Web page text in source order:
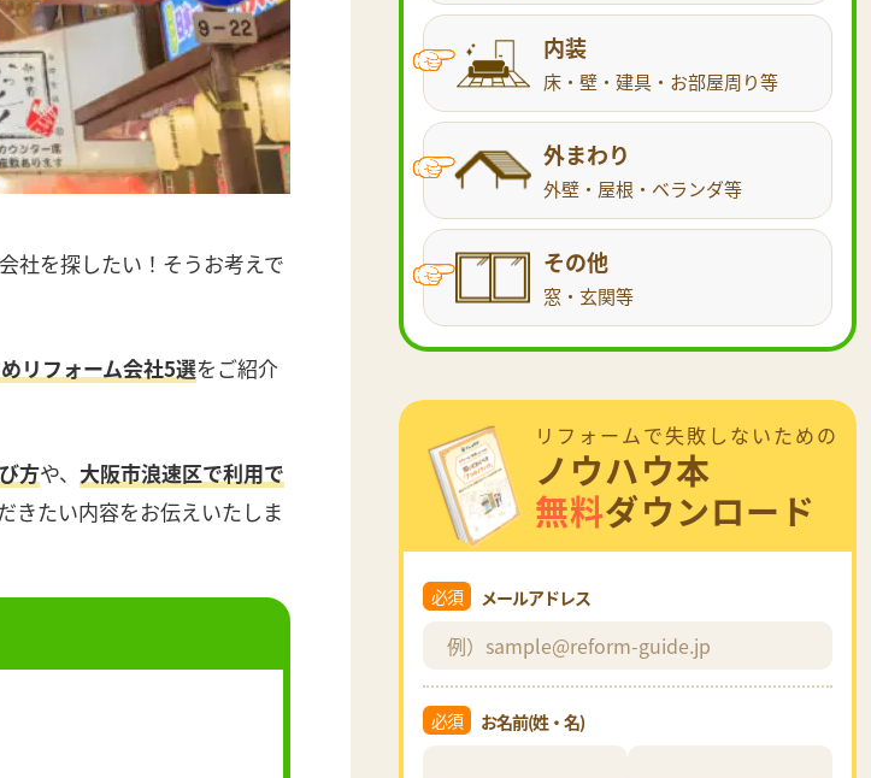
社を探したい！そうお考えで
リフォーム会社5選をご紹介
方や、 大阪市浪速区で利用で
きたい内容をお伝えいたしま
内装
床・壁・建具・お部屋周り等
外まわり
外壁・屋根・ベランダ等
その他
窓・玄関等
リフォームで失敗しないための
ノウハウ本
無料ダウンロード
必須 メールアドレス
必須 お名前(姓・名)